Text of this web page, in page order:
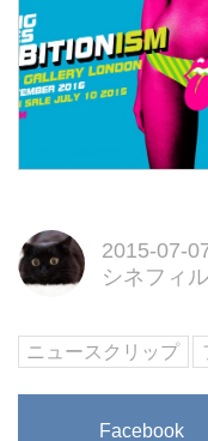
2015-07-
シネフィ
ニュースクリップ
Facebook